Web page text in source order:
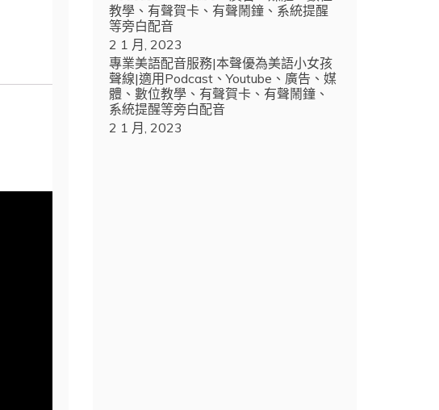
教學、有聲賀卡、有聲鬧鐘、系統提醒
等旁白配音
2 1 月, 2023
專業美語配音服務|本聲優為美語小女孩
聲線|適用Podcast、Youtube、廣告、媒
體、數位教學、有聲賀卡、有聲鬧鐘、
系統提醒等旁白配音
2 1 月, 2023